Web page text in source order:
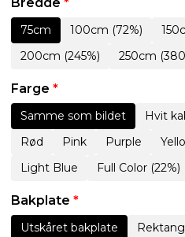
75cm 100cm (72%)
200cm (245%)
250cm
Farge *
Samme som bildet Hvit
Rød
Pink Purple
Light Blue
Full Color (22%)
Bakplate *
Utskåret bakplate